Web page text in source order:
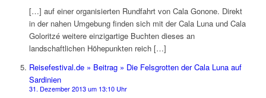
[…] auf einer organisierten Rundfahrt von Cala Gonone. Direkt
in der nahen Umgebung finden sich mit der Cala Luna und Cala
Goloritzé weitere einzigartige Buchten dieses an
landschaftlichen Höhepunkten reich […]
Reisefestival.de » Beitrag » Die Felsgrotten der Cala Luna auf
Sardinien
31. Dezember 2013 um 13:10 Uhr